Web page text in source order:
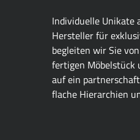
Individuelle Unikate
Hersteller für
begleiten wir Sie
fertigen Möbelstück
auf ein
flache Hierarchien